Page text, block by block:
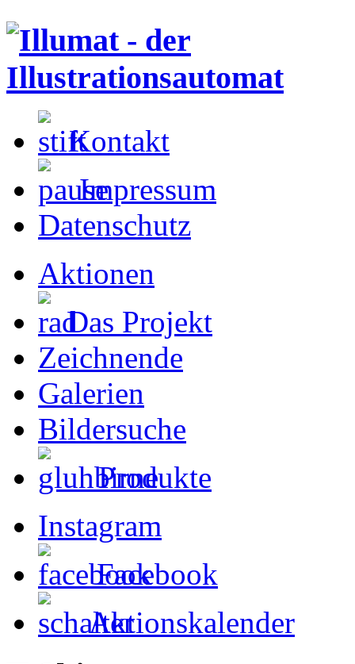
Kontakt
Impressum
Datenschutz
Aktionen
Das Projekt
Zeichnende
Galerien
Bildersuche
Produkte
Instagram
Facebook
Aktionskalender